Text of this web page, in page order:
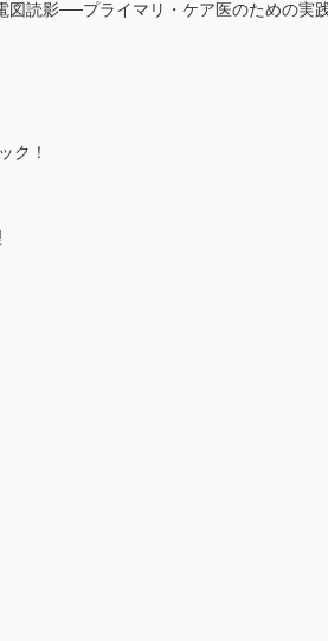
読影──プライマリ・ケア医のための実
ク！